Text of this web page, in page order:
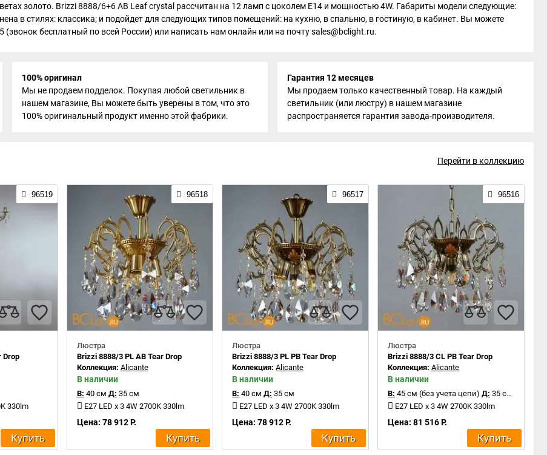
золото. Brizzi 8888/6+6 AB Leaf crystal рассчитан на 12 ламп с цоколем E14 и мощностью 4W. Габариты модели следующие:
в стилях: классика; и подойдет для следующих типов помещений: на кухню, в спальню, в гостиную, в кабинет. Вы можете
бесплатный по всей России) или написать нам онлайн или на почту sales@bclight.ru.
100% оригинал
Мы не продаем подделок. Покупая любой светильник в
нашем магазине, Вы можете быть уверены в том, что это
100% оригинальный продукт именно этой фабрики.
Гарантия 12 месяцев
Мы продаем только качественный товар. На каждый
светильник (или люстру) в нашем магазине
распространяется гарантия завода-производителя.
Перейти в коллекцию
96519
Drop
330lm
Купить
96518
Люстра
Brizzi 8888/3 PL AB Tear Drop
Коллекция: Alicante
В наличии
В: 40 см Д: 35 см
E27 LED x 3 4W 2700K 330lm
Цена: 78 912 Р.
Купить
96517
Люстра
Brizzi 8888/3 PL PB Tear Drop
Коллекция:Alicante
В наличии
В: 40 см Д: 35 см
E27 LED x 3 4W 2700K 330lm
Цена: 78 912 Р.
Купить
96516
Люстра
Brizzi 8888/3 CL PB Tear Drop
Коллекция:Alicante
В наличии
В: 45 см (без учета цепи) Д: 35 см
E27 LED x 3 4W 2700K 330lm
Цена: 81 516 Р.
Купить